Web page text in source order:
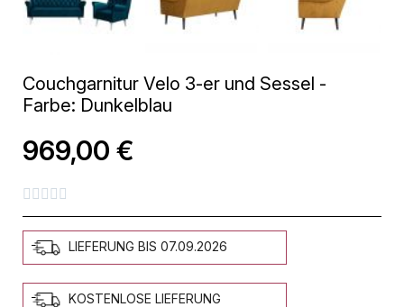
Couchgarnitur Velo 3-er und Sessel -
Farbe: Dunkelblau
969,00 €
    
LIEFERUNG BIS 07.09.2026
KOSTENLOSE LIEFERUNG